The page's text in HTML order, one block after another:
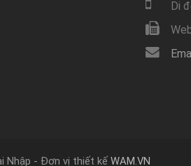
Di
Nhập - Đơn vị thiết kế WAM.VN